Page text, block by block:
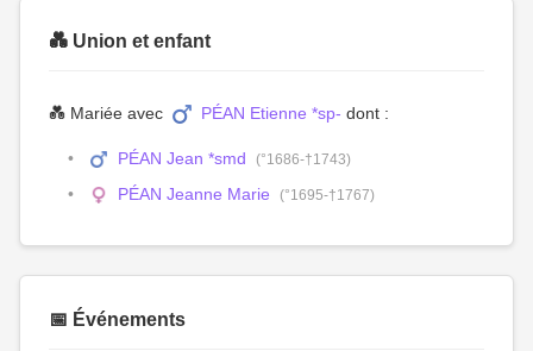
💑 Union et enfant
💑 Mariée avec PÉAN Etienne *sp- dont :
PÉAN Jean *smd (°1686-†1743)
PÉAN Jeanne Marie (°1695-†1767)
📅 Événements